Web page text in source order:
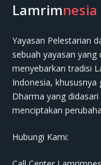
Lamrimnesia
Yayasan Pelestarian
sebuah yayasan
menyebarkan tradisi
Indonesia,
Dharma yang
menciptakan
Hubungi Kami: